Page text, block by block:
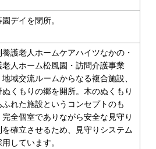
デイを閉所。
養護老人ホームケアハイツなかの・
老人ホーム松風園・訪問介護事業
地域交流ルームからなる複合施設、
ぬくもりの郷を開所。木のぬくもり
ふれた施設というコンセプトのも
完全個室でありながら安全な見守り
を確立させるため、見守りシステム
用しています。